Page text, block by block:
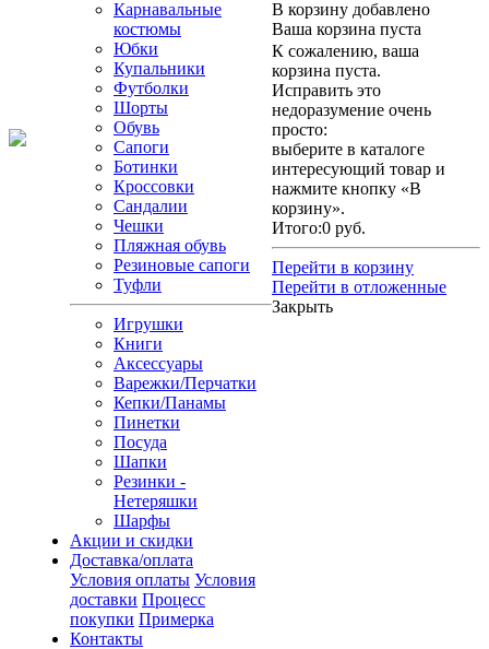
Карнавальные
костюмы
Юбки
Купальники
Футболки
Шорты
Обувь
Сапоги
Ботинки
Кроссовки
Сандалии
Чешки
Пляжная обувь
Резиновые сапоги
Туфли
Игрушки
Книги
Аксессуары
Варежки/Перчатки
Кепки/Панамы
Пинетки
Посуда
Шапки
Резинки -
Нетеряшки
Шарфы
Акции и скидки
Доставка/оплата
Условия оплаты Условия
доставки Процесс
покупки Примерка
Контакты
В корзину добавлено
Ваша корзина пуста
К сожалению, ваша
корзина пуста.
Исправить это
недоразумение очень
просто:
выберите в каталоге
интересующий товар и
нажмите кнопку «В
корзину».
Итого:0 руб.
Перейти в корзину
Перейти в отложенные
Закрыть